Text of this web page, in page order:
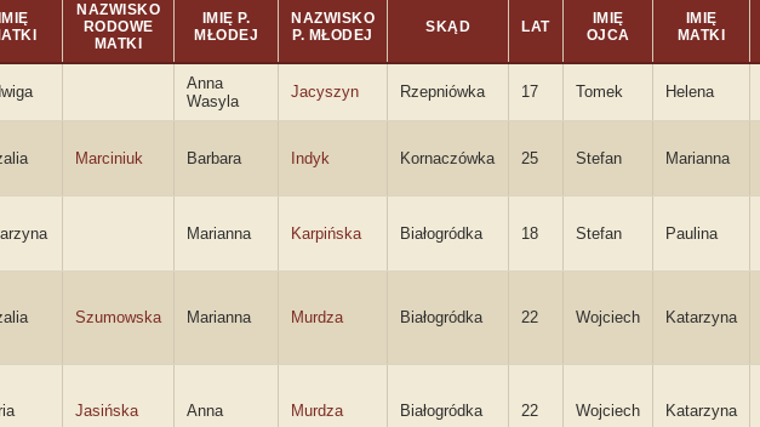
IMIĘ
NAZWISKO
RODOWE
MATKI
IMIĘ P.
MŁODEJ
NAZWISKO
P. MŁODEJ
SKĄD LAT
IMIĘ
OJCA
IMIĘ
MATKI
Anna
Wasyla
Jacyszyn Rzepniówka 17 Tomek Helena
Marciniuk Barbara Indyk Kornaczówka 25 Stefan Marianna
Marianna Karpińska Białogródka 18 Stefan Paulina
Szumowska Marianna Murdza Białogródka 22 Wojciech Katarzyna
Jasińska Anna Murdza Białogródka 22 Wojciech Katarzyna